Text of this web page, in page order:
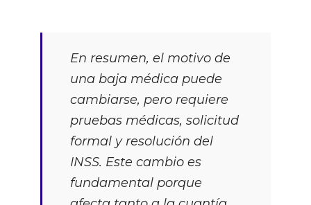
En resumen, el motivo de
una baja médica puede
cambiarse, pero requiere
pruebas médicas, solicitud
formal y resolución del
INSS. Este cambio es
fundamental porque